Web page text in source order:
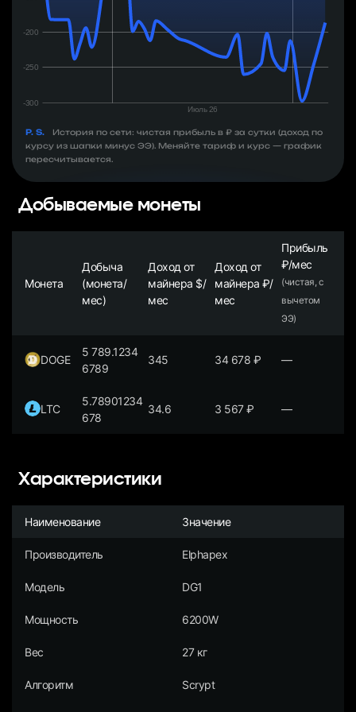
P. S.
История по сети: чистая прибыль в ₽ за сутки (доход по
курсу из шапки минус ЭЭ). Меняйте тариф и курс — график
пересчитывается.
Добываемые монеты
Монета
Добыча
(монета/
мес)
Доход от
майнера $/
мес
Доход от
майнера ₽/
мес
Прибыль
₽/мес
(чистая, с
вычетом
ЭЭ)
DOGE
5 789.1234
6789
345 34 678 ₽ —
LTC
5.78901234
678
34.6 3 567₽ —
Характеристики
Наименование Значение
Производитель Elphapex
Модель DG1
Мощность 6200W
Вес 27 кг
Алгоритм Scrypt